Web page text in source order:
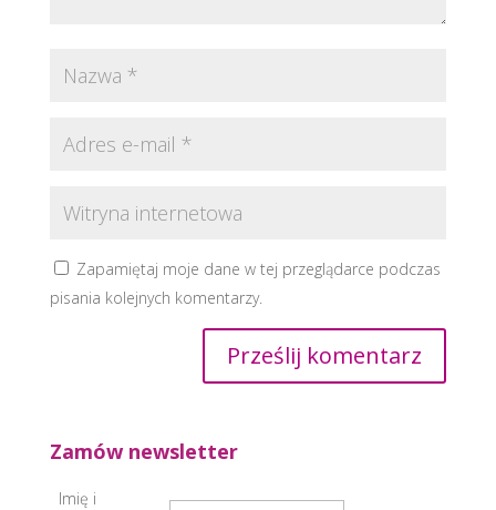
Zapamiętaj moje dane w tej przeglądarce podczas
pisania kolejnych komentarzy.
Zamów newsletter
Imię i